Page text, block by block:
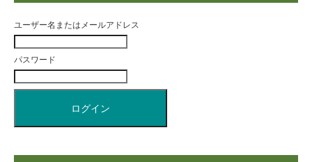
ユーザー名またはメールアドレス
パスワード